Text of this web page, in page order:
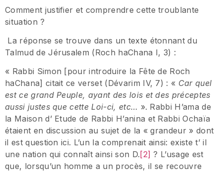
Comment justifier et comprendre cette troublante
situation ?
La réponse se trouve dans un texte étonnant du
Talmud de Jérusalem (Roch haChana I, 3) :
« Rabbi Simon [pour introduire la Fête de Roch
haChana] citait ce verset (Dévarim IV, 7) : « Car quel
est ce grand Peuple, ayant des lois et des préceptes
aussi justes que cette Loi-ci, etc… ». Rabbi H’ama de
la Maison d’ Etude de Rabbi H’anina et Rabbi Ochaïa
étaient en discussion au sujet de la « grandeur » dont
il est question ici. L’un la comprenait ainsi: existe t’ il
une nation qui connaît ainsi son D. [2] ? L’usage est
que, lorsqu’un homme a un procès, il se recouvre